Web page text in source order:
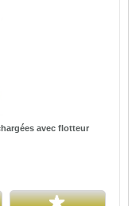
avec flotteur